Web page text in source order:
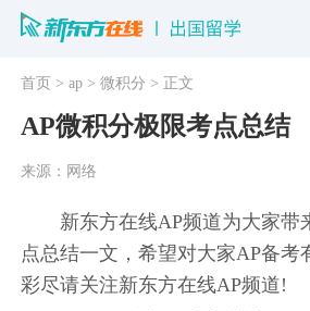
首页 > ap > 微积分 > 正文
AP微积分极限考点总结
来源：网络
新东方在线AP频道为大家带
点总结一文，希望对大家AP备考
彩尽请关注新东方在线AP频道!